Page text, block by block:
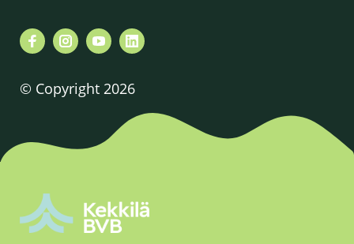
© Copyright 2026